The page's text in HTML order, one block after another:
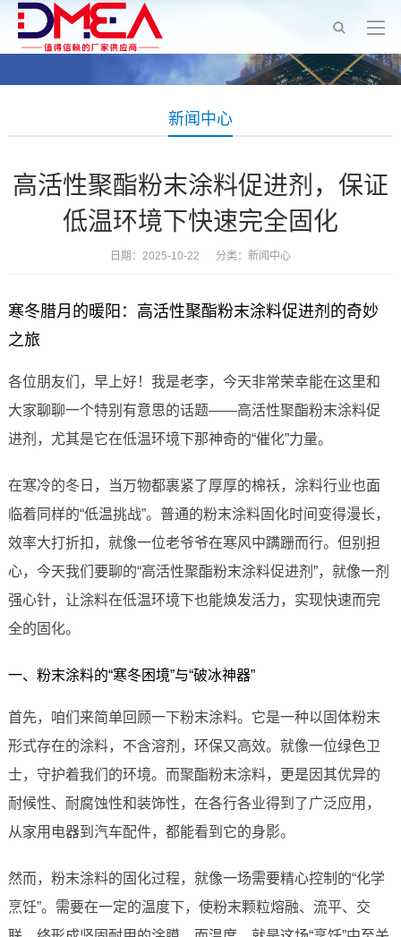
新闻中心
高活性聚酯粉末涂料促进剂，保证
低温环境下快速完全固化
日期：2025-10-22 分类： 新闻中心
寒冬腊月的暖阳：高活性聚酯粉末涂料促进剂的奇妙
之旅
各位朋友们，早上好！我是老李，今天非常荣幸能在这里和
大家聊聊一个特别有意思的话题——高活性聚酯粉末涂料促
进剂，尤其是它在低温环境下那神奇的“催化”力量。
在寒冷的冬日，当万物都裹紧了厚厚的棉袄，涂料行业也面
临着同样的“低温挑战”。普通的粉末涂料固化时间变得漫长，
效率大打折扣，就像一位老爷爷在寒风中蹒跚而行。但别担
心，今天我们要聊的“高活性聚酯粉末涂料促进剂”，就像一剂
强心针，让涂料在低温环境下也能焕发活力，实现快速而完
全的固化。
一、粉末涂料的“寒冬困境”与“破冰神器”
首先，咱们来简单回顾一下粉末涂料。它是一种以固体粉末
形式存在的涂料，不含溶剂，环保又高效。就像一位绿色卫
士，守护着我们的环境。而聚酯粉末涂料，更是因其优异的
耐候性、耐腐蚀性和装饰性，在各行各业得到了广泛应用，
从家用电器到汽车配件，都能看到它的身影。
然而，粉末涂料的固化过程，就像一场需要精心控制的“化学
烹饪”。需要在一定的温度下，使粉末颗粒熔融、流平、交